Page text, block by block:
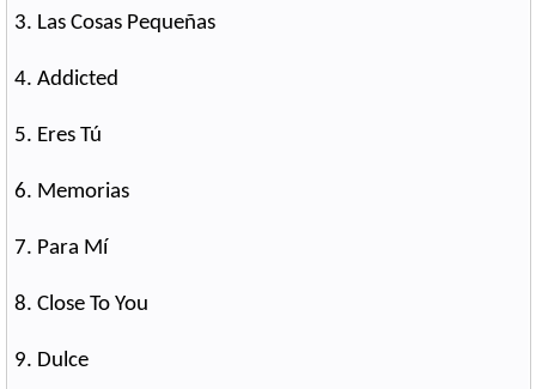
3. Las Cosas Pequeñas
4. Addicted
5. Eres Tú
6. Memorias
7. Para Mí
8. Close To You
9. Dulce